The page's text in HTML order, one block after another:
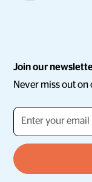
Join our
Never miss out on